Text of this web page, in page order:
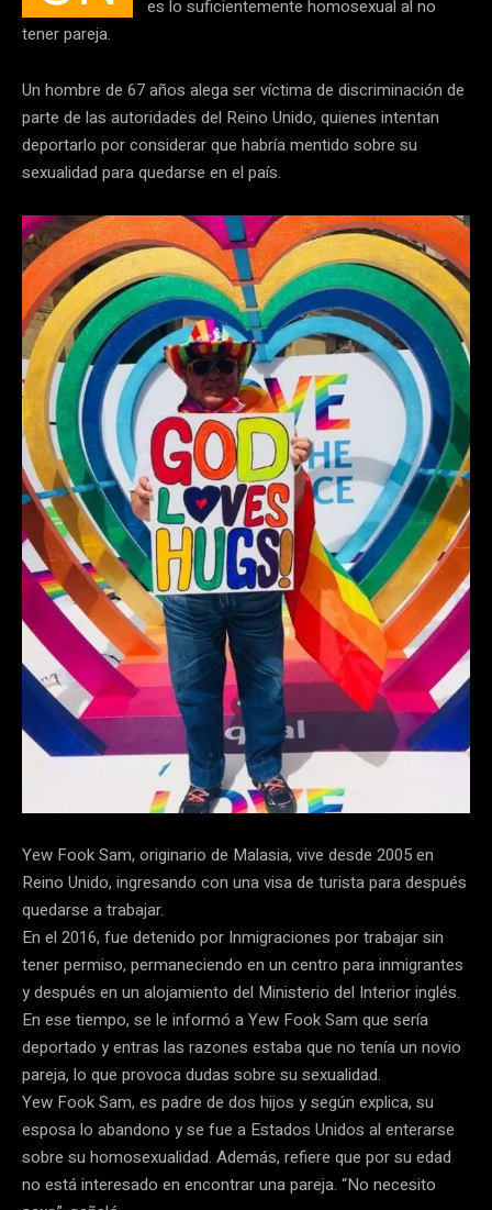
es lo suficientemente homosexual al no
tener pareja.
Un hombre de 67 años alega ser víctima de discriminación de
parte de las autoridades del Reino Unido, quienes intentan
deportarlo por considerar que habría mentido sobre su
sexualidad para quedarse en el país.
Yew Fook Sam, originario de Malasia, vive desde 2005 en
Reino Unido, ingresando con una visa de turista para después
quedarse a trabajar.
En el 2016, fue detenido por Inmigraciones por trabajar sin
tener permiso, permaneciendo en un centro para inmigrantes
y después en un alojamiento del Ministerio del Interior inglés.
En ese tiempo, se le informó a Yew Fook Sam que sería
deportado y entras las razones estaba que no tenía un novio
pareja, lo que provoca dudas sobre su sexualidad.
Yew Fook Sam, es padre de dos hijos y según explica, su
esposa lo abandono y se fue a Estados Unidos al enterarse
sobre su homosexualidad. Además, refiere que por su edad
no está interesado en encontrar una pareja. “No necesito